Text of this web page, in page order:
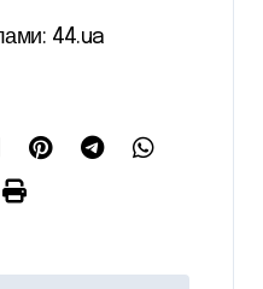
44.ua